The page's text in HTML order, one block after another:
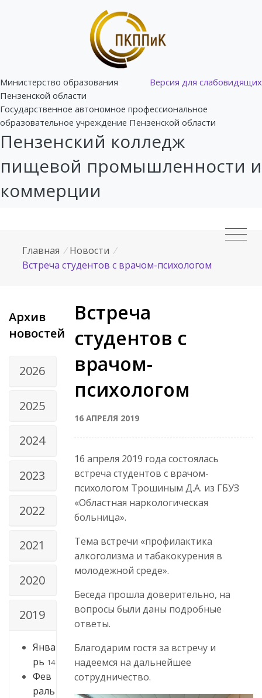
Версия для слабовидящих
Министерство образования
Пензенской области
Государственное автономное профессиональное
образовательное учреждение Пензенской области
Пензенский колледж
пищевой промышленности и
коммерции
Главная / Новости /
Встреча студентов с врачом-психологом
Архив
новостей
2026
2025
2024
2023
2022
2021
2020
2019
Янва
рь 14
Фев
раль
Встреча
студентов с
врачом-
психологом
16 АПРЕЛЯ 2019
16 апреля 2019 года состоялась
встреча студентов с врачом-
психологом Трошиным Д.А. из ГБУЗ
«Областная наркологическая
больница».
Тема встречи «профилактика
алкоголизма и табакокурения в
молодежной среде».
Беседа прошла доверительно, на
вопросы были даны подробные
ответы.
Благодарим гостя за встречу и
надеемся на дальнейшее
сотрудничество.